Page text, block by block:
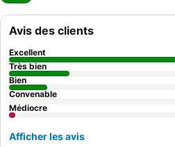
Avis des clients
Excellent
Très bien
Bien
Convenable
Médiocre
Afficher les avis